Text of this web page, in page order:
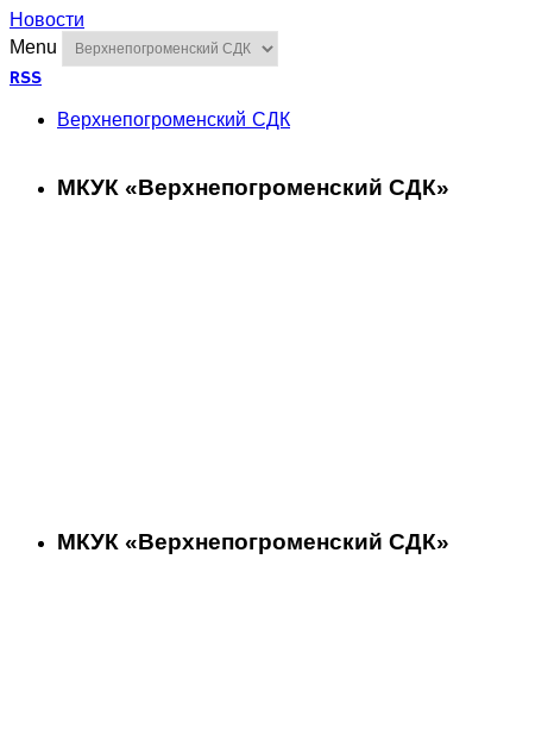
Новости
Menu
RSS
Верхнепогроменский СДК
МКУК «Верхнепогроменский СДК»
МКУК «Верхнепогроменский СДК»